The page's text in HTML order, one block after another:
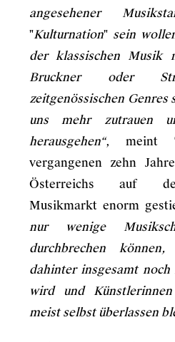
angesehener
"Kulturnation" sein
der klassischen Musik
Bruckner oder
zeitgenössischen Genres
uns mehr zutrauen
herausgehen“, meint
vergangenen zehn
Österreichs auf
Musikmarkt enorm
nur wenige
durchbrechen
dahinter insgesamt
wird und
meist selbst überlassen